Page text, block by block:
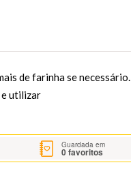
de farinha se necessário.
e utilizar
Guardada em
0favoritos